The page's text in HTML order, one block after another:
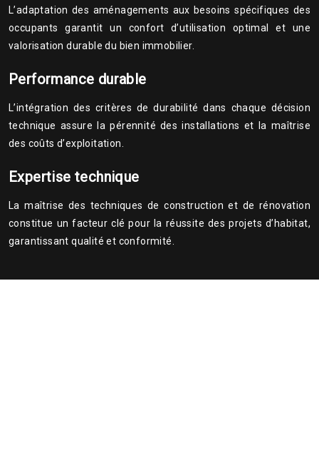
L’adaptation des aménagements aux besoins spécifiques des
occupants garantit un confort d’utilisation optimal et une
valorisation durable du bien immobilier.
Performance durable
L’intégration des critères de durabilité dans chaque décision
technique assure la pérennité des installations et la maîtrise
des coûts d’exploitation.
Expertise technique
La maîtrise des techniques de construction et de rénovation
constitue un facteur clé pour la réussite des projets d’habitat,
garantissant qualité et conformité.